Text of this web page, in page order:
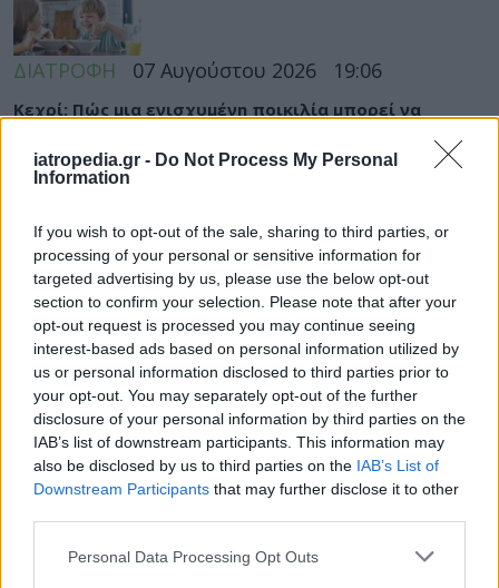
iatropedia.gr - Do Not Process My Personal
Information
If you wish to opt-out of the sale, sharing to third parties, or
processing of your personal or sensitive information for
targeted advertising by us, please use the below opt-out
section to confirm your selection. Please note that after your
opt-out request is processed you may continue seeing
interest-based ads based on personal information utilized by
us or personal information disclosed to third parties prior to
your opt-out. You may separately opt-out of the further
disclosure of your personal information by third parties on the
IAB’s list of downstream participants. This information may
also be disclosed by us to third parties on the IAB’s List of
Downstream Participants that may further disclose it to other
Personal Data Processing Opt Outs
ΔΙΑΤΡΟΦΗ 07 Αυγούστου 2026 19:06
Κεχρί: Πώς μια ενισχυμένη ποικιλία μπορεί να
ΕΙΔΗΣΕΙΣ 07 Αυγούστου 2026 18:10
Άδωνις Γεωργιάδης από Γ.Ν. Ρόδου: Νέες προσλήψεις
και «πράσινο φως» για το Ακτινοθεραπευτικό
Κέντρο
ΥΓΕΙΑ 07 Αυγούστου 2026 17:01
Εξάνθημα μετά την πισίνα: Είναι αλλεργία ή
ερεθισμός από το χλώριο; Τι εξηγεί αλλεργιολόγος